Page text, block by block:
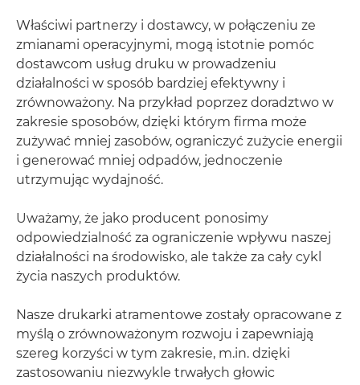
Właściwi partnerzy i dostawcy, w połączeniu ze
zmianami operacyjnymi, mogą istotnie pomóc
dostawcom usług druku w prowadzeniu
działalności w sposób bardziej efektywny i
zrównoważony. Na przykład poprzez doradztwo w
zakresie sposobów, dzięki którym firma może
zużywać mniej zasobów, ograniczyć zużycie energii
i generować mniej odpadów, jednoczenie
utrzymując wydajność.
Uważamy, że jako producent ponosimy
odpowiedzialność za ograniczenie wpływu naszej
działalności na środowisko, ale także za cały cykl
życia naszych produktów.
Nasze drukarki atramentowe zostały opracowane z
myślą o zrównoważonym rozwoju i zapewniają
szereg korzyści w tym zakresie, m.in. dzięki
zastosowaniu niezwykle trwałych głowic